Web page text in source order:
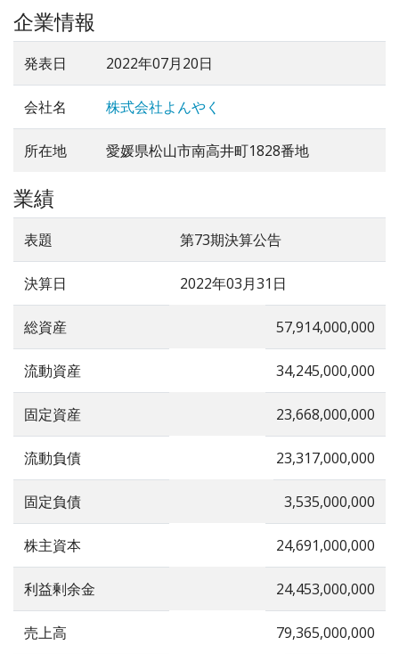
企業情報
発表日 2022年07月20日
会社名 株式会社よんやく
所在地 愛媛県松山市南高井町1828番地
業績
表題 第73期決算公告
決算日 2022年03月31日
総資産 57,914,000,000
流動資産 34,245,000,000
固定資産 23,668,000,000
流動負債 23,317,000,000
固定負債 3,535,000,000
株主資本 24,691,000,000
利益剰余金 24,453,000,000
売上高 79,365,000,000